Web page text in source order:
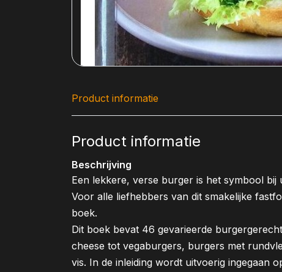
Product informatie
Product informatie
Beschrijving
Een lekkere, verse burger is het symbool
Voor alle liefhebbers van dit smakelijke
boek.
Dit boek bevat 46 gevarieerde
cheese tot vegaburgers, burgers met
vis. In de inleiding wordt uitvoerig ingegaan